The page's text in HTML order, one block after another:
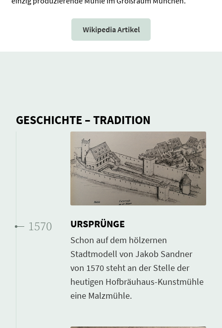
Wikipedia Artikel
GESCHICHTE – TRADITION
1570 URSPRÜNGE
Schon auf dem hölzernen
Stadtmodell von Jakob Sandner
von 1570 steht an der Stelle der
heutigen Hofbräuhaus-Kunstmühle
eine Malzmühle.